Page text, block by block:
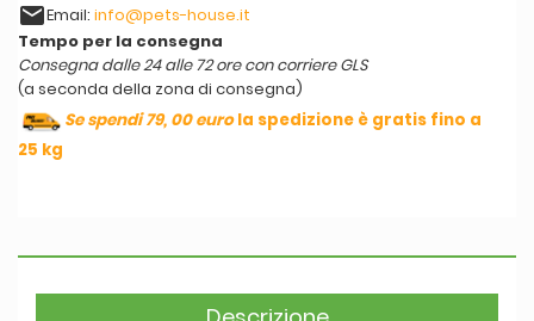
emailEmail: info@pets-house.it
Tempo per la consegna
Consegna dalle 24 alle 72 ore con corriere GLS
(a seconda della zona di consegna)
Se spendi 79, 00 eurola spedizione è gratis fino a
25 kg